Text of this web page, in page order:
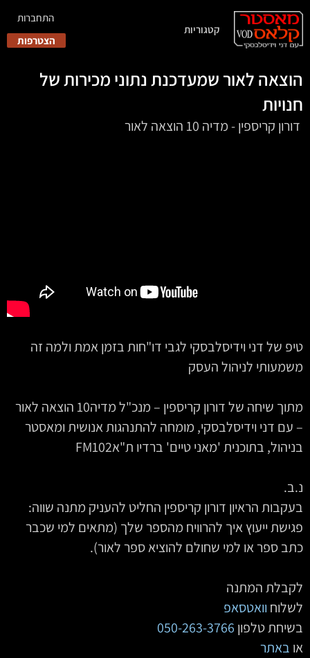
קטגוריות
התחברות
הצטרפות
הוצאה לאור שמעדכנת נתוני מכירות של
חנויות
‏‏‏‏‏‏‏‏‏‏‏ דורון קריספין - מדיה 10 הוצאה לאור
טיפ של דני וידיסלבסקי לגבי דו"חות בזמן אמת ולמה זה
משמעותי לניהול העסק
מתוך שיחה של דורון קריספין – מנכ"ל מדיה10‏‏‏‏‏‏‏‏‏‏‏ הוצאה לאור
– עם דני וידיסלבסקי, מומחה להתנהגות אנושית ומאסטר
בניהול, בתוכנית 'מאני טיים' ברדיו ת"אFM102
נ.ב.
בעקבות הראיון דורון קריספין החליט להעניק מתנה שווה:
פגישת ייעוץ איך להרוויח מהספר שלך (מתאים למי שכבר
כתב ספר או למי שחולם להוציא ספר לאור).
לקבלת המתנה
לשלוח וואטסאפ
בשיחת טלפון‏‏ 050-263-3766
או באתר